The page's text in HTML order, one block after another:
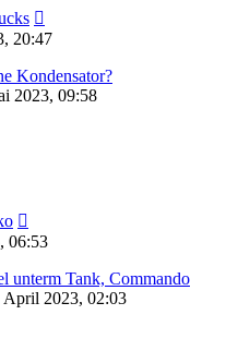
20:47
Kondensator?
2023, 09:58
06:53
unterm Tank, Commando
April 2023, 02:03